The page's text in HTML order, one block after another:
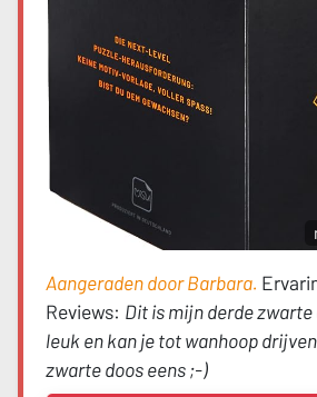
Aangeraden door Barbara.
Reviews: Dit is mijn derde
leuk en kan je tot wanhoop
zwarte doos eens ;-)